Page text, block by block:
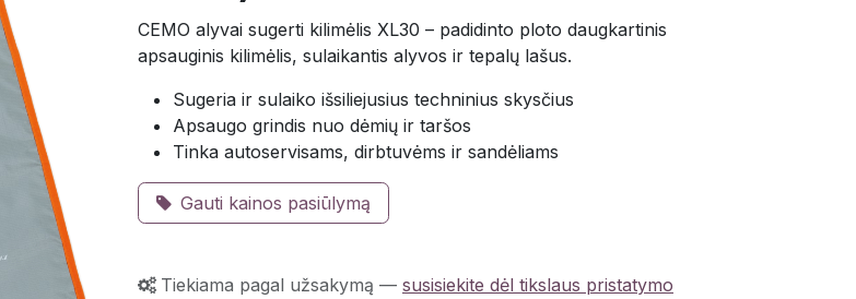
CEMO alyvai sugerti kilimėlis XL30 – padidinto ploto daugkartinis
apsauginis kilimėlis, sulaikantis alyvos ir tepalų lašus.
Sugeria ir sulaiko išsiliejusius techninius skysčius
Apsaugo grindis nuo dėmių ir taršos
Tinka autoservisams, dirbtuvėms ir sandėliams
Gauti kainos pasiūlymą
Tiekiama pagal užsakymą — susisiekite dėl tikslaus pristatymo